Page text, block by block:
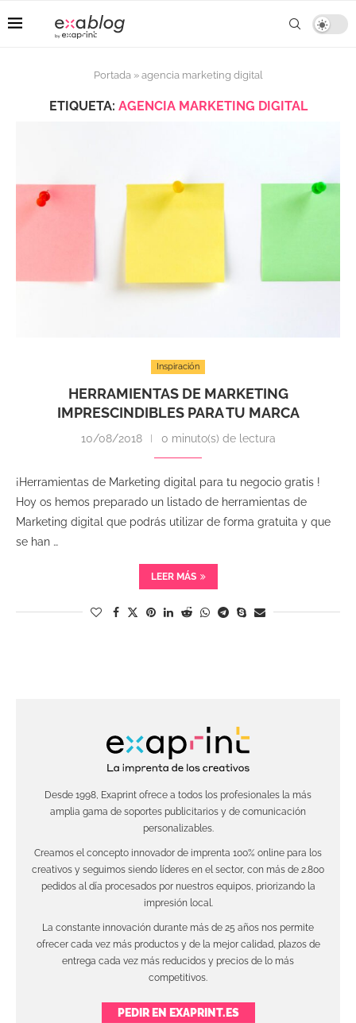
Portada» agencia marketing digital
ETIQUETA: AGENCIA MARKETING DIGITAL
Inspiración
HERRAMIENTAS DE MARKETING
IMPRESCINDIBLES PARA TU MARCA
10/08/2018 0 minuto(s) de lectura
¡Herramientas de Marketing digital para tu negocio gratis !
Hoy os hemos preparado un listado de herramientas de
Marketing digital que podrás utilizar de forma gratuita y que
se han …
LEER MÁS
Desde 1998, Exaprint ofrece a todos los profesionales la más
amplia gama de soportes publicitarios y de comunicación
personalizables.
Creamos el concepto innovador de imprenta 100% online para los
creativos y seguimos siendo líderes en el sector, con más de 2.800
pedidos al día procesados por nuestros equipos, priorizando la
impresión local.
La constante innovación durante más de 25 años nos permite
ofrecer cada vez más productos y de la mejor calidad, plazos de
entrega cada vez más reducidos y precios de lo más
competitivos.
PEDIR EN EXAPRINT.ES